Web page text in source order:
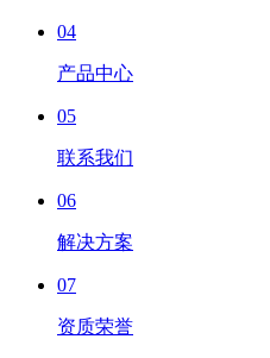
04
产品中心
05
联系我们
06
解决方案
07
资质荣誉